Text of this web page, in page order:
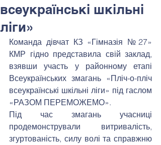
всеукраїнські шкільні
ліги»
Команда дівчат КЗ «Гімназія №27»
КМР гідно представила свій заклад,
взявши участь у районному етапі
Всеукраїнських змагань «Пліч-о-пліч
всеукраїнські шкільні ліги» під гаслом
«РАЗОМ ПЕРЕМОЖЕМО».
Під час змагань учасниці
продемонстрували витривалість,
згуртованість, силу волі та справжню